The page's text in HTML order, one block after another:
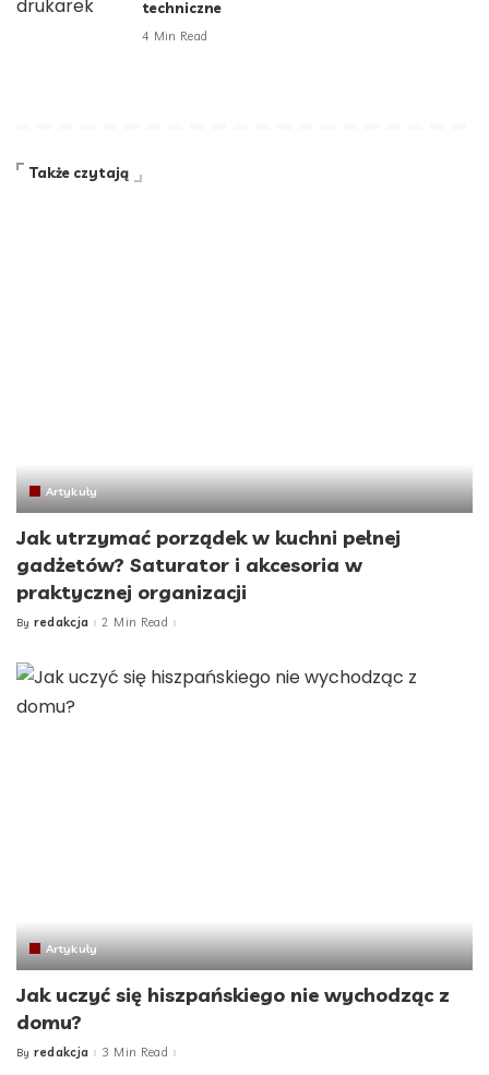
techniczne
4 Min Read
Także czytają
Artykuły
Jak utrzymać porządek w kuchni pełnej
gadżetów? Saturator i akcesoria w
praktycznej organizacji
Posted
By redakcja 2 Min Read
Artykuły
Jak uczyć się hiszpańskiego nie wychodząc z
domu?
Posted
By redakcja 3 Min Read